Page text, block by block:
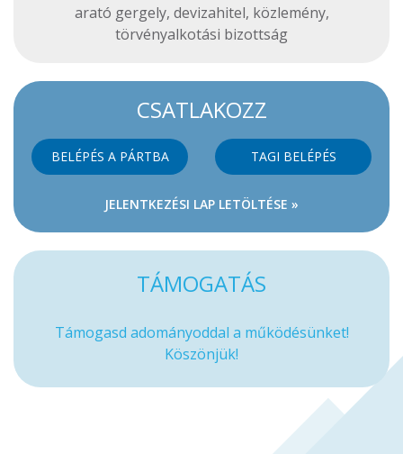
arató gergely, devizahitel, közlemény,
törvényalkotási bizottság
CSATLAKOZZ
BELÉPÉS A PÁRTBA TAGI BELÉPÉS
JELENTKEZÉSI LAP LETÖLTÉSE »
TÁMOGATÁS
Támogasd adományoddal a működésünket!
Köszönjük!